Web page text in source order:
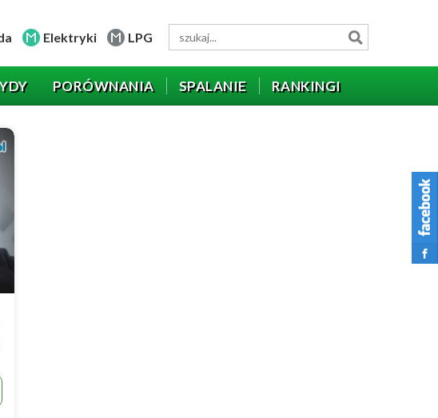
Elektryki LPG
PORÓWNANIA SPALANIE RANKINGI